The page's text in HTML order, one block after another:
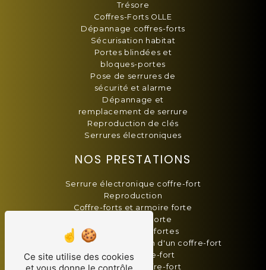
Trésore
Coffres-Forts OLLE
Dépannage coffres-forts
Sécurisation habitat
Portes blindées et
bloques-portes
Pose de serrures de
sécurité et alarme
Dépannage et
remplacement de serrure
Reproduction de clés
Serrures électroniques
NOS PRESTATIONS
Serrure électronique coffre-fort
Reproduction
Coffre-forts et armoire forte
Blindage de porte
Vente armoires fortes
Changement combinaison d'un coffre-fort
Serrurier coffre-fort
Dépannage coffre-fort
Ce site utilise des cookies